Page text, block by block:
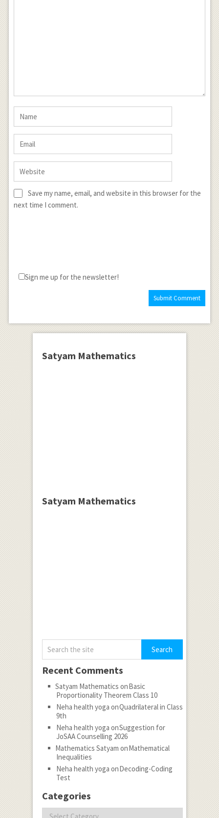
Save my name, email, and website in this browser for the
next time I comment.
Sign me up for the newsletter!
Satyam Mathematics
Satyam Mathematics
Recent Comments
Satyam Mathematics onBasic
Proportionality Theorem Class 10
Neha health yoga onQuadrilateral in Class
9th
Neha health yoga onSuggestion for
JoSAA Counselling 2026
Mathematics Satyam onMathematical
Inequalities
Neha health yoga onDecoding-Coding
Test
Categories
Categories